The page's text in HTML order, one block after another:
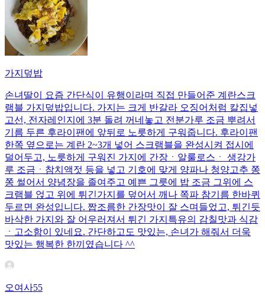
가지덮밥
손녀딸이 요즘 간단식이 유행이라며 직접 만들어준 계란스크
램블 가지덮밥입니다. 가지는 크게 반갈라 오징어처럼 칼집넣
고선, 전자레인지에 3분 돌려 꺼네놓고 전분가루 조금 뿌려서
기름 두른 후라이팬에 앞뒤로 노릇하게 구워줍니다. 후라이팬
한쪽 옆으로는 계란 2~3개 넣어 스크램블을 완성시켜 접시에
덜어두고, 노릇하게 구워진 가지에 간장ㆍ알룰로스ㆍ 생강가
루 조금ㆍ참치액젓 등을 넣고 기호에 맞게 양파나 청양고추 쫑
쫑 썰어서 양념장을 졸여주고 예쁜 그릇에 밥 조금 그위에 스
크램블 얹고 위에 튀긴가지를 덮어서 깨나 쪽파 참기름 한바퀴
두르면 완성입니다. 짭조름한 간장맛이 잘 스며들었고, 튀긴듯
바삭한 가지와 잘 어우러져서 튀긴 가지특유의 감칠맛과 식감
ㆍ고소함이 있네요. 간단하고도 맛있는, 손녀가 해줘서 더욱
맛있는 행복한 한끼였습니다 ^^
오여사55